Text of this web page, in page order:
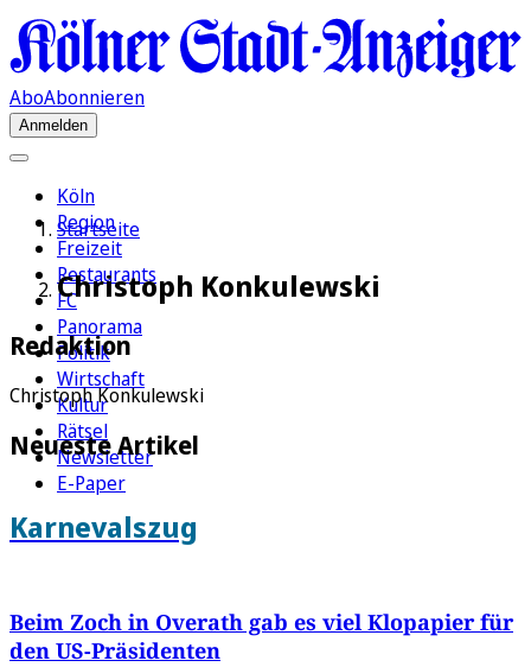
AboAbonnieren
Anmelden
Köln
Region
Freizeit
Restaurants
FC
Panorama
Politik
Wirtschaft
Kultur
Rätsel
Newsletter
E-Paper
Startseite
Christoph Konkulewski
Redaktion
Christoph Konkulewski
Neueste Artikel
Karnevalszug
Beim Zoch in Overath gab es viel Klopapier für
den US-Präsidenten